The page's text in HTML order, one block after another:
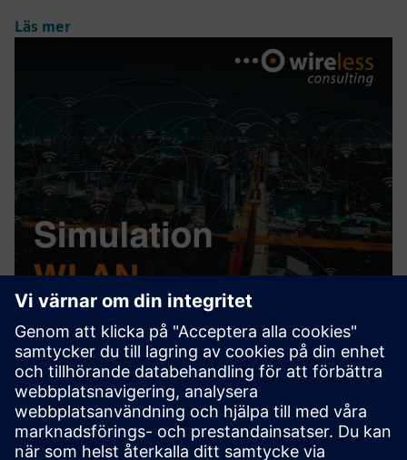
Läs mer
Simulation WLAN
The simulation includes the phases of preparation,
technical execution including the measuring equipment,
evaluation and post-processing.